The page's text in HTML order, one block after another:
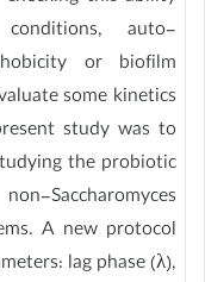
auto-
or biofilm
some kinetics
study was to
the probiotic
Saccharomyces
A new protocol
lag phase (λ),